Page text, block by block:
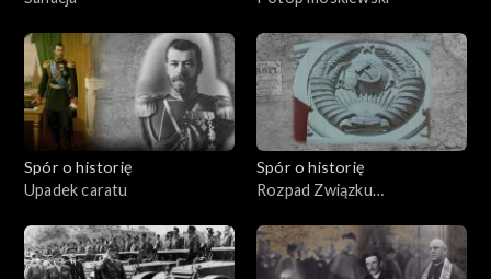
Spór o historię
Upadek caratu
Spór o historię
Rozpad Związku